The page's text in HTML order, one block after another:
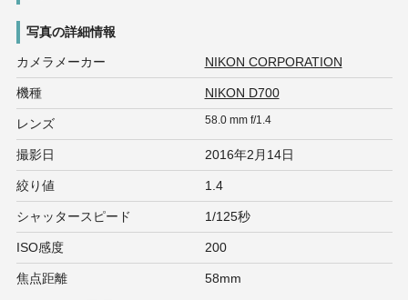
写真の詳細情報
カメラメーカー NIKON CORPORATION
機種 NIKON D700
レンズ 58.0 mm f/1.4
撮影日 2016年2月14日
絞り値 1.4
シャッタースピード 1/125秒
ISO感度 200
焦点距離 58mm